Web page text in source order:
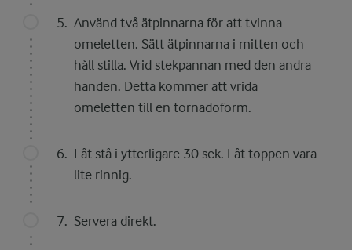
Använd två ätpinnarna för att tvinna
omeletten. Sätt ätpinnarna i mitten och
håll stilla. Vrid stekpannan med den andra
handen. Detta kommer att vrida
omeletten till en tornadoform.
Låt stå i ytterligare 30 sek. Låt toppen vara
lite rinnig.
Servera direkt.